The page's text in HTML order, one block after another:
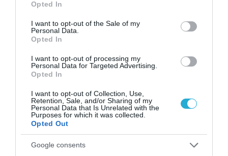
use your data for below specified purposes in below Google
consent section.
Opted In
I want to opt-out of the Sale of my
Personal Data.
Opted In
I want to opt-out of processing my
Personal Data for Targeted Advertising.
Opted In
I want to opt-out of Collection, Use,
Retention, Sale, and/or Sharing of my
Personal Data that Is Unrelated with the
Purposes for which it was collected.
Opted Out
Google consents
διαγωνισμών Series, Single Image, Youth και
Student θα λάβουν εξοπλισμό ψηφιακής
απεικόνισης από τη Sony. Επιπλέον, θα
απονεμηθούν χρηματικά έπαθλα ύψους
25.000 δολαρίων (USD) στον Φωτογράφο της
Χρονιάς, 5.000 δολαρίων (USD) στον νικητή
του διαγωνισμού Single Image και 5.000
δολαρίων (USD) στον νικητή του Βραβείου
Βιωσιμότητας. Ο νικητής του τίτλου
Φωτογράφος της Χρονιάς θα τιμηθεί επίσης